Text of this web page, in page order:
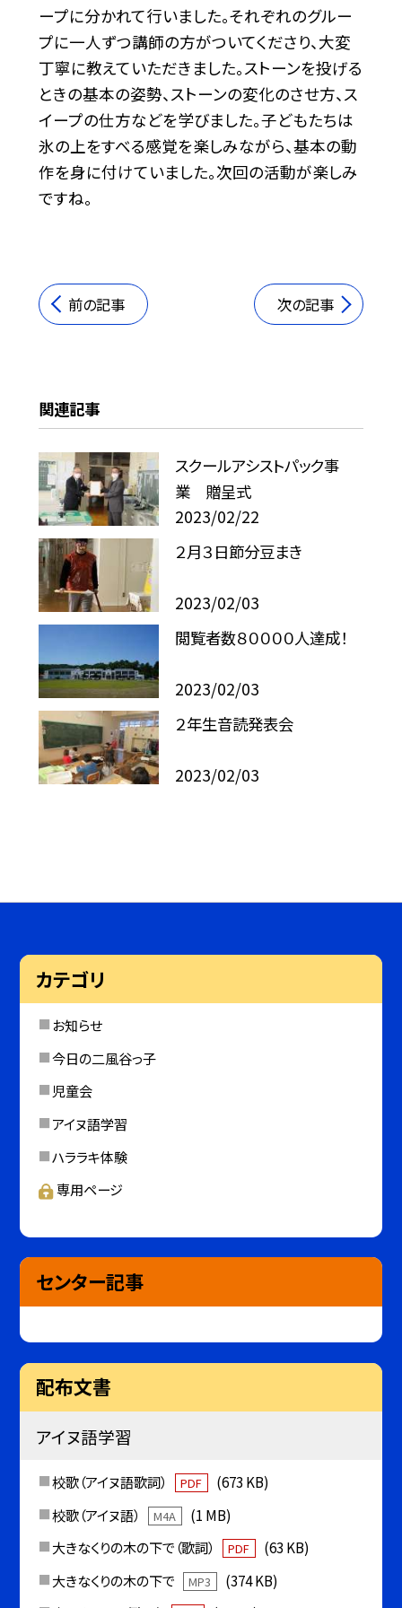
ープに分かれて行いました。それぞれのグルー
プに一人ずつ講師の方がついてくださり、大変
丁寧に教えていただきました。ストーンを投げる
ときの基本の姿勢、ストーンの変化のさせ方、ス
イープの仕方などを学びました。子どもたちは
氷の上をすべる感覚を楽しみながら、基本の動
作を身に付けていました。次回の活動が楽しみ
ですね。
前の記事 次の記事
関連記事
スクールアシストパック事
業 贈呈式
2023/02/22
２月３日節分豆まき
2023/02/03
閲覧者数８００００人達成！
2023/02/03
２年生音読発表会
2023/02/03
カテゴリ
お知らせ
今日の二風谷っ子
児童会
アイヌ語学習
ハララキ体験
専用ページ
センター記事
配布文書
アイヌ語学習
校歌（アイヌ語歌詞） PDF
(673 KB)
校歌（アイヌ語）
M4A
(1 MB)
大きなくりの木の下で（歌詞）
PDF
(63 KB)
大きなくりの木の下で
MP3
(374 KB)